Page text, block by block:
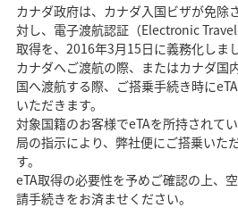
カナダ政府は、カナダ入国ビザが免除
対し、電子渡航認証（Electronic
取得を、2016年3月15日に義務化しまし
カナダへご渡航の際、またはカナダ国
国へ渡航する際、ご搭乗手続き時に
いただきます。
対象国籍のお客様でeTAを所持されて
局の指示により、弊社便にご搭乗いた
す。
eTA取得の必要性を予めご確認の上、
請手続きをお済ませください。